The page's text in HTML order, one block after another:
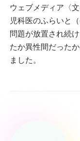
ウェブメディア〈
児科医のふらいと
問題が放置され続
たか異性間だった
ました。